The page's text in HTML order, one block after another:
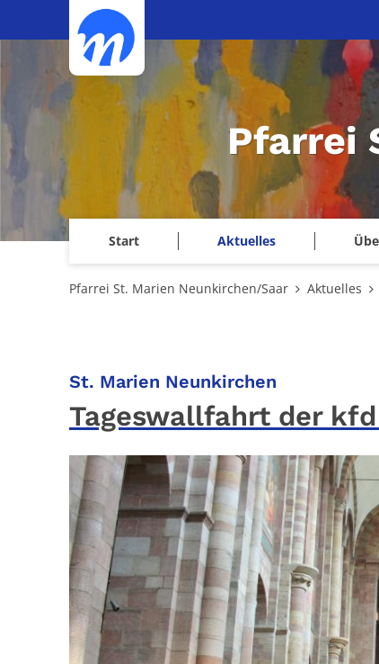
Zum Inhalt springen
Pfarrei
Start Aktuelles
Pfarrei St. Marien Neunkirchen/Saar Aktuelles
St. Marien Neunkirchen
Tageswallfahrt der